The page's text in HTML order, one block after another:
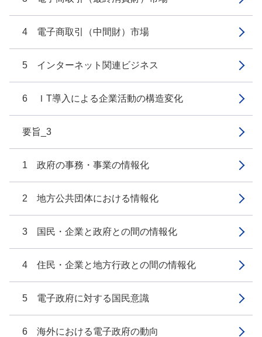
4 電子商取引（中間財）市場
5 インターネット関連ビジネス
6 ＩT導入による企業活動の構造変化
要旨_3
1 政府の事務・事業の情報化
2 地方公共団体における情報化
3 国民・企業と政府との間の情報化
4 住民・企業と地方行政との間の情報化
5 電子政府に対する国民意識
6 海外における電子政府の動向